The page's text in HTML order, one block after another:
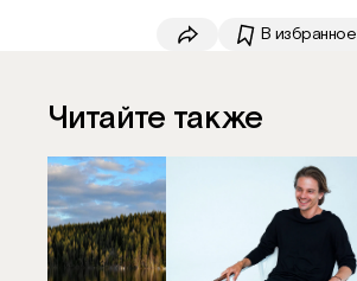
WhatsApp
В избранное
Читайте также